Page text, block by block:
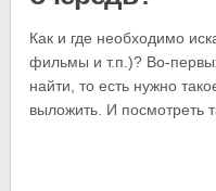
Как и где необходимо
фильмы и т.п.)? Во-
найти, то есть нужно
выложить. И посмотреть